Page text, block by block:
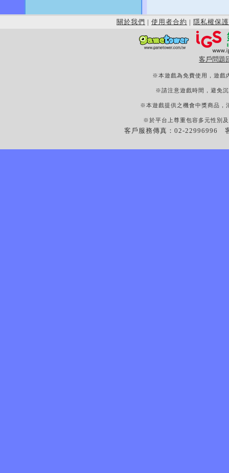
關於我們 | 使用者合約 | 隱私權保護
客戶問題
※本遊戲為免費使用，遊戲
※請注意遊戲時間，避免
※本遊戲提供之機會中獎商品，
※於平台上尊重包容多元性別
客戶服務傳真：02-22996996